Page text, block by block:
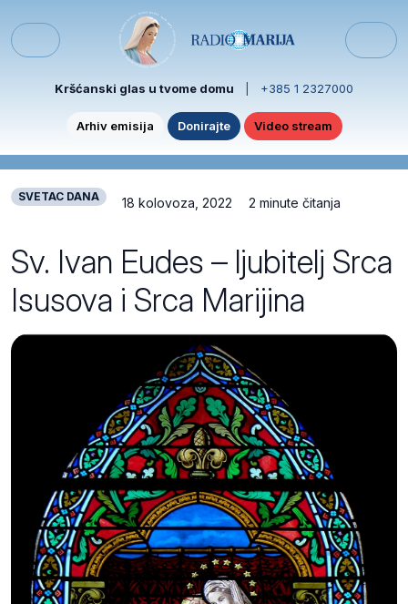
Menu
Kršćanski glas u tvome domu +385 1 2327000
Arhiv emisija Donirajte Video stream
SVETAC DANA 18 kolovoza, 2022 2 minute čitanja
Sv. Ivan Eudes – ljubitelj Srca
Isusova i Srca Marijina